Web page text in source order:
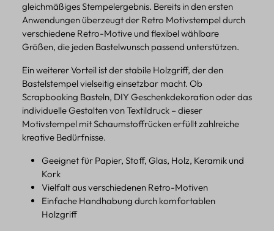
gleichmäßiges Stempelergebnis. Bereits in den ersten
Anwendungen überzeugt der Retro Motivstempel durch
verschiedene Retro-Motive und flexibel wählbare
Größen, die jeden Bastelwunsch passend unterstützen.
Ein weiterer Vorteil ist der stabile Holzgriff, der den
Bastelstempel vielseitig einsetzbar macht. Ob
Scrapbooking Basteln, DIY Geschenkdekoration oder das
individuelle Gestalten von Textildruck – dieser
Motivstempel mit Schaumstoffrücken erfüllt zahlreiche
kreative Bedürfnisse.
Geeignet für Papier, Stoff, Glas, Holz, Keramik und
Kork
Vielfalt aus verschiedenen Retro-Motiven
Einfache Handhabung durch komfortablen
Holzgriff